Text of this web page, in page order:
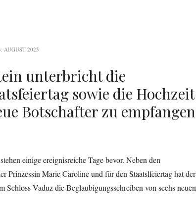
AUGUST 2025
unterbricht die
sowie die Hochzeit
Botschafter zu empfangen
einige ereignisreiche Tage bevor. Neben den
Prinzessin Marie Caroline und für den Staatslfeiertag hat der
Schloss Vaduz die Beglaubigungsschreiben von sechs neuen